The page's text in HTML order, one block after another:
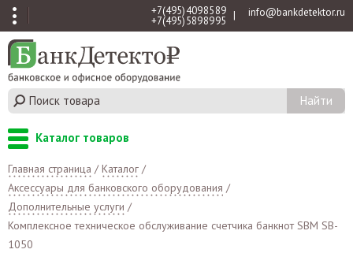
+7 (495) 409 85 89
+7 (495) 589 89 95 | info@bankdetektor.ru
Каталог товаров
Главная страница /Каталог /
Аксессуары для банковского оборудования /
Дополнительные услуги /
Комплексное техническое обслуживание счетчика банкнот SBM SB-
1050